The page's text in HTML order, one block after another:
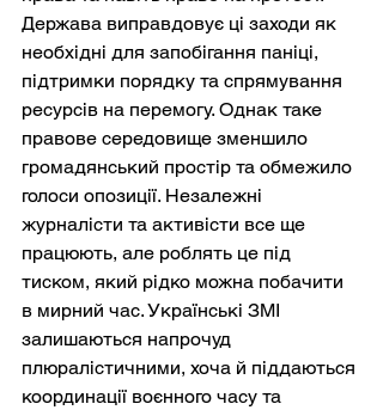
Держава виправдовує ці заходи як
необхідні для запобігання паніці,
підтримки порядку та спрямування
ресурсів на перемогу. Однак таке
правове середовище зменшило
громадянський простір та обмежило
голоси опозиції. Незалежні
журналісти та активісти все ще
працюють, але роблять це під
тиском, який рідко можна побачити
в мирний час. Українські ЗМІ
залишаються напрочуд
плюралістичними, хоча й піддаються
координації воєнного часу та